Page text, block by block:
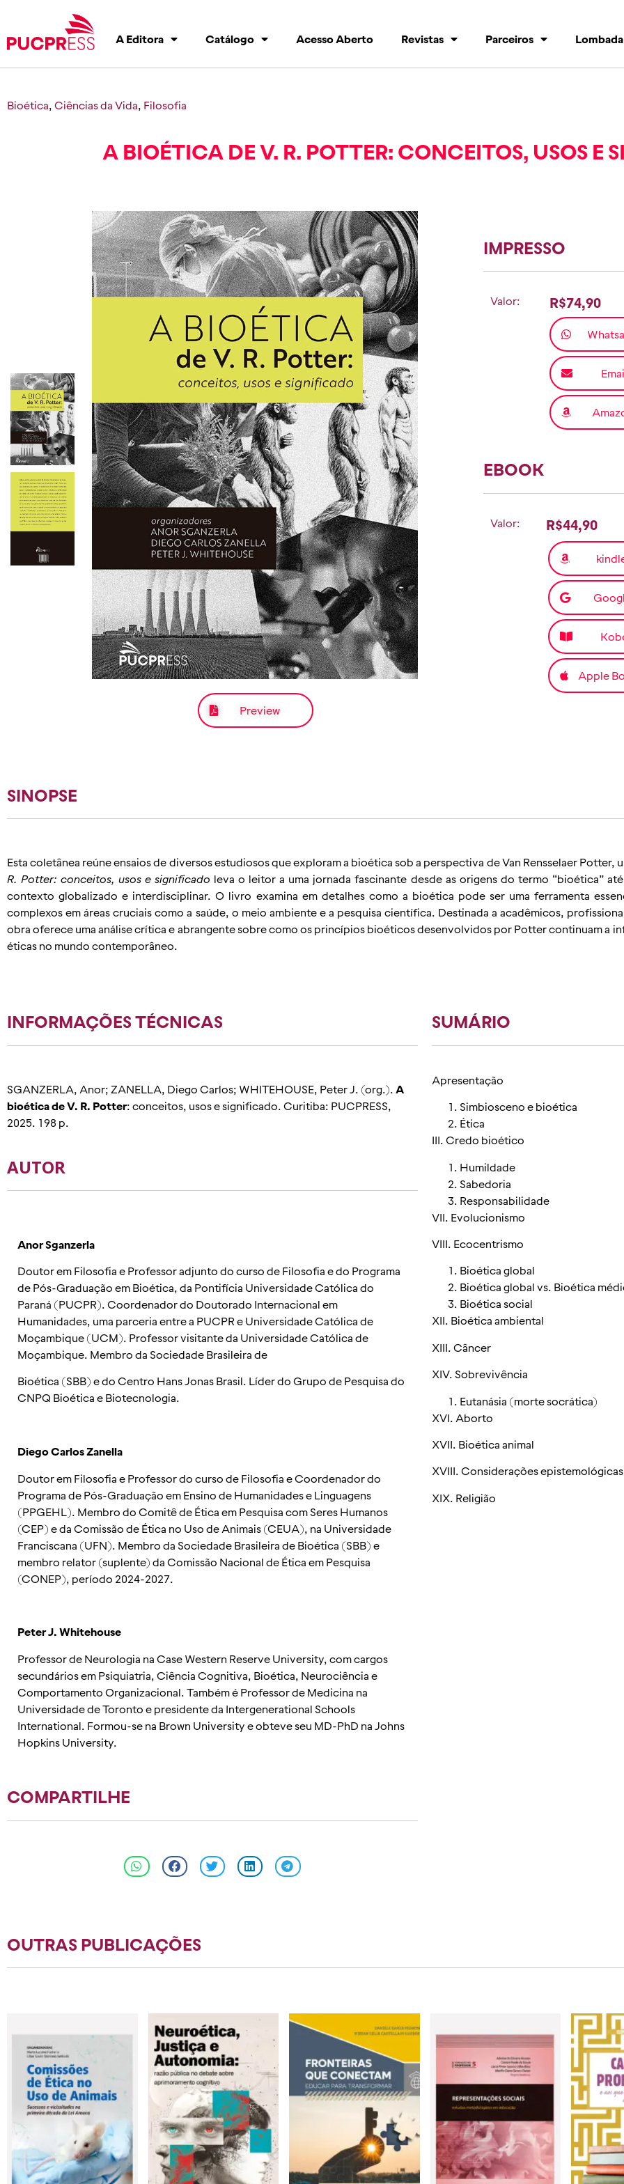
A Editora Catálogo Acesso Aberto Revistas Parceiros Lombada
Bioética, Ciências da Vida, Filosofia
A BIOÉTICA DE V. R. POTTER: CONCEITOS, USOS E
Preview
IMPRESSO
Valor: R$74,90
EBOOK
Valor: R$44,90
Apple
SINOPSE
Esta coletânea reúne ensaios de diversos estudiosos que exploram a bioética sob a perspectiva de Van Rensselaer
R. Potter: conceitos, usos e significado leva o leitor a uma jornada fascinante desde as origens do termo “bioética”
contexto globalizado e interdisciplinar. O livro examina em detalhes como a bioética pode ser uma ferramenta
complexos em áreas cruciais como a saúde, o meio ambiente e a pesquisa científica. Destinada a acadêmicos,
obra oferece uma análise crítica e abrangente sobre como os princípios bioéticos desenvolvidos por Potter continuam a
éticas no mundo contemporâneo.
INFORMAÇÕES TÉCNICAS
SGANZERLA, Anor; ZANELLA, Diego Carlos; WHITEHOUSE, Peter J. (org.). A
bioética de V. R. Potter: conceitos, usos e significado. Curitiba: PUCPRESS,
2025. 198 p.
AUTOR
Anor Sganzerla
Doutor em Filosofia e Professor adjunto do curso de Filosofia e do Programa
de Pós-Graduação em Bioética, da Pontifícia Universidade Católica do
Paraná (PUCPR). Coordenador do Doutorado Internacional em
Humanidades, uma parceria entre a PUCPR e Universidade Católica de
Moçambique (UCM). Professor visitante da Universidade Católica de
Moçambique. Membro da Sociedade Brasileira de
Bioética (SBB) e do Centro Hans Jonas Brasil. Líder do Grupo de Pesquisa do
CNPQ Bioética e Biotecnologia.
Diego Carlos Zanella
Doutor em Filosofia e Professor do curso de Filosofia e Coordenador do
Programa de Pós-Graduação em Ensino de Humanidades e Linguagens
(PPGEHL). Membro do Comitê de Ética em Pesquisa com Seres Humanos
(CEP) e da Comissão de Ética no Uso de Animais (CEUA), na Universidade
Franciscana (UFN). Membro da Sociedade Brasileira de Bioética (SBB) e
membro relator (suplente) da Comissão Nacional de Ética em Pesquisa
(CONEP), período 2024-2027.
Peter J. Whitehouse
Professor de Neurologia na Case Western Reserve University, com cargos
secundários em Psiquiatria, Ciência Cognitiva, Bioética, Neurociência e
Comportamento Organizacional. Também é Professor de Medicina na
Universidade de Toronto e presidente da Intergenerational Schools
International. Formou-se na Brown University e obteve seu MD-PhD na Johns
Hopkins University.
COMPARTILHE
SUMÁRIO
Apresentação
Simbiosceno e bioética
Ética
III. Credo bioético
Humildade
Sabedoria
Responsabilidade
VII. Evolucionismo
VIII. Ecocentrismo
Bioética global
Bioética global vs. Bioética
Bioética social
XII. Bioética ambiental
XIII. Câncer
XIV. Sobrevivência
Eutanásia (morte socrática)
XVI. Aborto
XVII. Bioética animal
XVIII. Considerações epistemológicas
XIX. Religião
OUTRAS PUBLICAÇÕES